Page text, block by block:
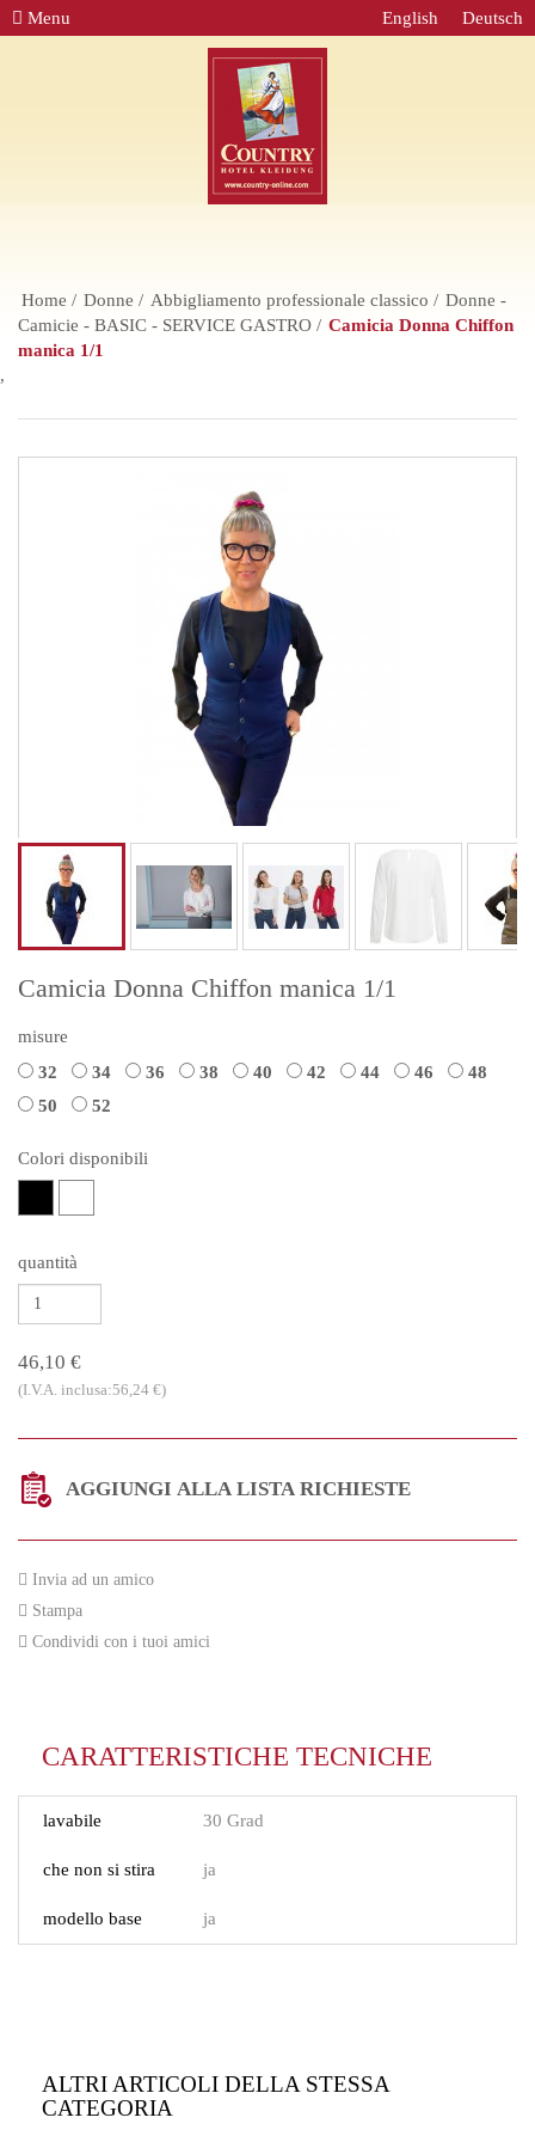
Menu Deutsch
English
Home Donne Abbigliamento professionale classico
Donne -
Camicie - BASIC - SERVICE GASTRO
Camicia Donna Chiffon
manica 1/1
,
Camicia Donna Chiffon manica 1/1
misure
32
34 36 38 40 42 44 46
48
50
52
Colori disponibili
quantità
46,10 €
(I.V.A. inclusa:56,24 €)
AGGIUNGI ALLA LISTA RICHIESTE
Invia ad un amico
Stampa
Condividi con i tuoi amici
CARATTERISTICHE TECNICHE
lavabile 30 Grad
che non si stira ja
modello base ja
ALTRI ARTICOLI DELLA STESSA
CATEGORIA